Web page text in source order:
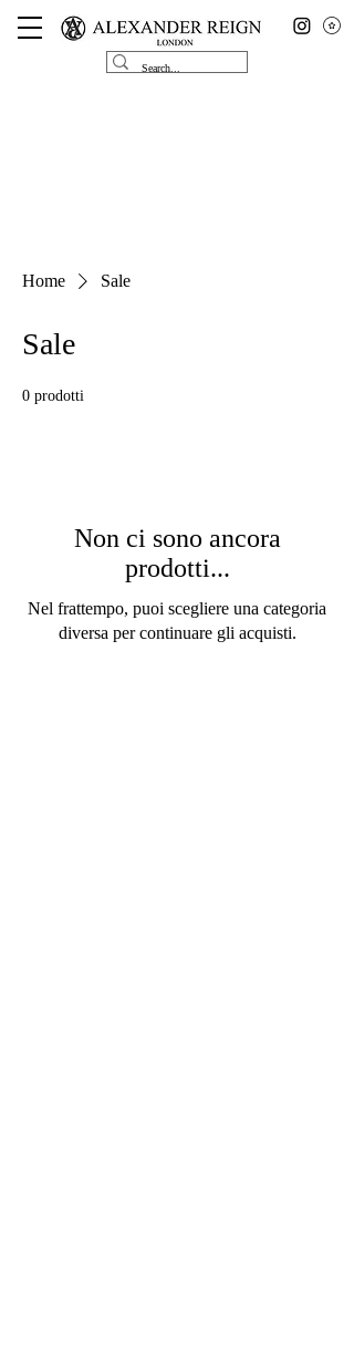
Home Sale
Sale
0 prodotti
Non ci sono ancora
prodotti...
Nel frattempo, puoi scegliere una categoria
diversa per continuare gli acquisti.